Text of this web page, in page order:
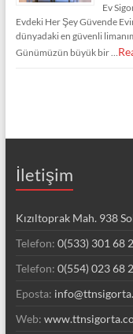
Ev
Evdeki Her Şey Güvende
dünyadaki en güvenli
Günümüzün büyük bir …
İletişim
Kızıltoprak Mah. 938
Telefon: 0(533) 301 68
Telefon: 0(554) 023 68
Eposta:
Web: